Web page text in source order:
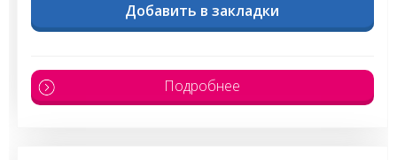
Добавить в закладки
Подробнее